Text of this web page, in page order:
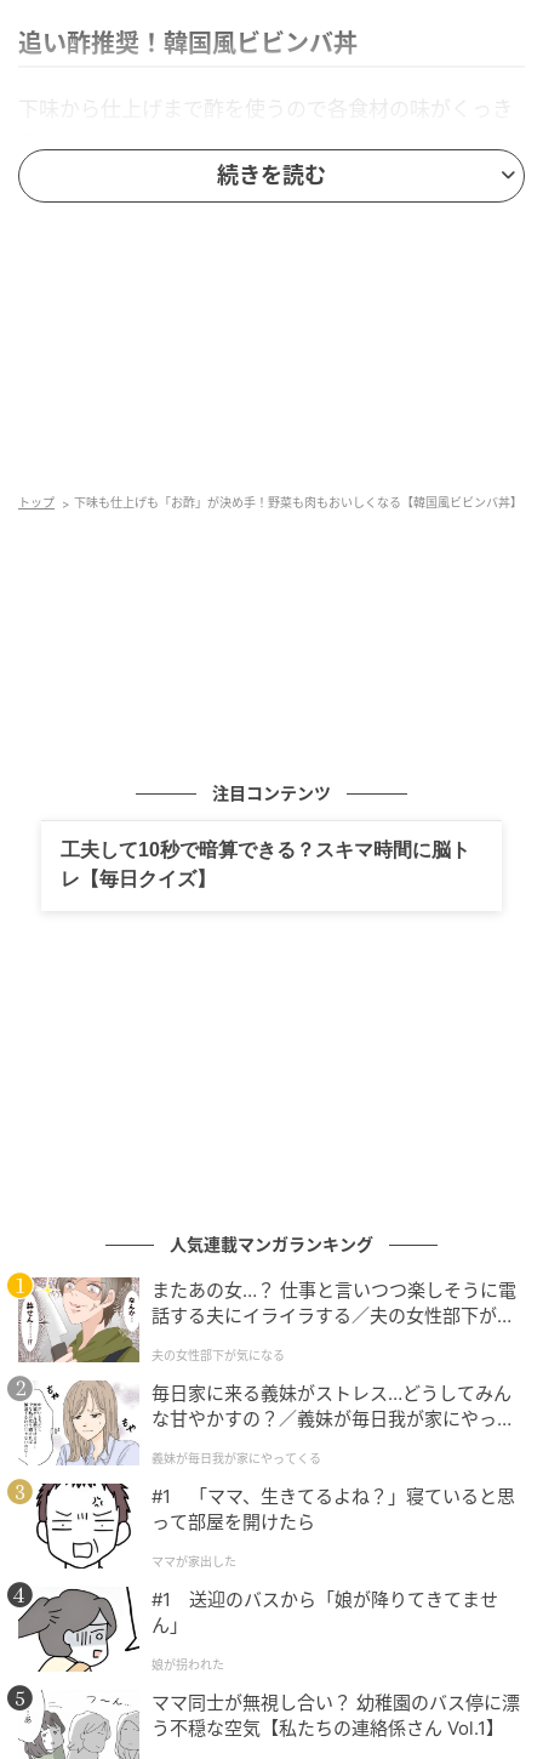
追い酢推奨！韓国風ビビンバ丼
下味から仕上げまで酢を使うので各食材の味がくっき
野菜も肉も食べやすくてあきないんです。
もやし … 1/2袋
❶ボウルに【A】をまぜ、牛肉を加えてもみ込む。にん
❹器にごはんを盛り、②と③をのせ、中央にくぼみを
つくって温泉卵をおく。好みで
を回しかける。
＜お酢アドバイス＞
肉、野菜のナムルはともに塩は最小限なので、味をみ
て、好みで塩を足してください。
続きを読む
トップ 下味も仕上げも「お酢」が決め手！野菜も肉もおいしくなる【韓国風ビビンバ丼】
注目コンテンツ
工夫して10秒で暗算できる？スキマ時間に脳ト
レ【毎日クイズ】
人気連載マンガランキング
またあの女…？ 仕事と言いつつ楽しそうに電
話する夫にイライラする／夫の女性部下が気
夫の女性部下が気になる
毎日家に来る義妹がストレス…どうしてみん
な甘やかすの？／義妹が毎日我が家にやって
が】
義妹が毎日我が家にやってくる
#1 「ママ、生きてるよね？」寝ていると思
って部屋を開けたら
ママが家出した
#1 送迎のバスから「娘が降りてきてませ
ん」
娘が拐われた
ママ同士が無視し合い？ 幼稚園のバス停に漂
う不穏な空気【私たちの連絡係さん Vol.1】